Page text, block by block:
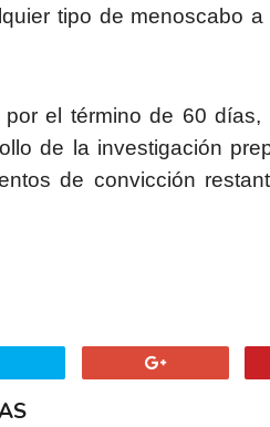
tipo de menoscabo
el término de 60
de la investigación
de convicción